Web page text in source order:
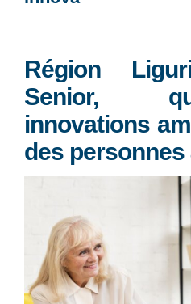
Région
Senior,
innovations
des personnes